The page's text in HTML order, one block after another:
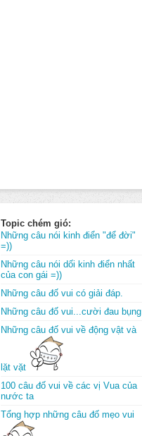
Topic chém gió:
Những câu nói kinh điển "để đời"
=))
Những câu nói dối kinh điển nhất
của con gái =))
Những câu đố vui có giải đáp.
Những câu đố vui...cười đau bụng
Những câu đố vui về động vật và
lặt vặt
100 câu đố vui về các vị Vua của
nước ta
Tổng hợp những câu đố mẹo vui